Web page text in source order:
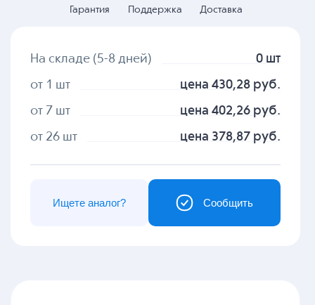
Гарантия Поддержка Доставка
На складе (5-8 дней) 0 шт
от 1 шт цена 430,28 руб.
от 7 шт цена 402,26 руб.
от 26 шт цена 378,87 руб.
Сообщить
Ищете аналог?